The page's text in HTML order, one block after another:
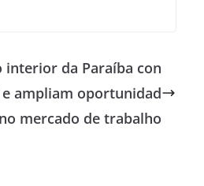
interior da Paraíba con
ampliam oportunidad
mercado de trabalho